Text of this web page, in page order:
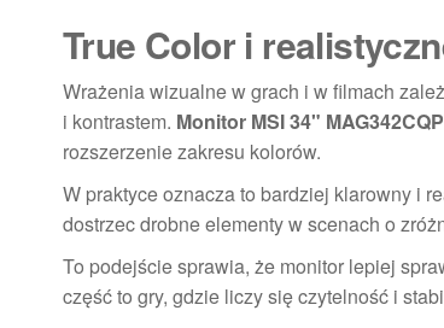
True Color i
Wrażenia wizualne w grach i w filmach
i kontrastem. Monitor MSI 34"
rozszerzenie zakresu kolorów.
W praktyce oznacza to bardziej klarowny i
dostrzec drobne elementy w scenach o
To podejście sprawia, że monitor lepiej
część to gry, gdzie liczy się czytelność i